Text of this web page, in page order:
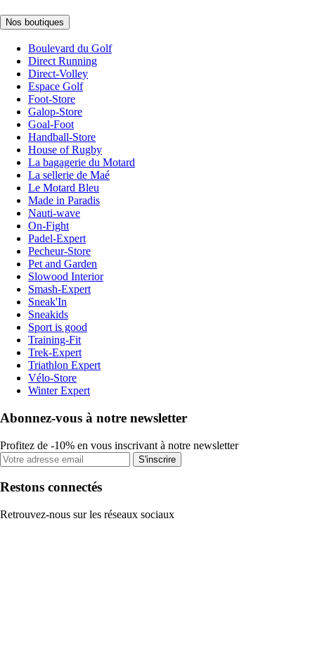
Nos boutiques
Boulevard du Golf
Direct Running
Direct-Volley
Espace Golf
Foot-Store
Galop-Store
Goal-Foot
Handball-Store
House of Rugby
La bagagerie du Motard
La sellerie de Maé
Le Motard Bleu
Made in Paradis
Nauti-wave
On-Fight
Padel-Expert
Pecheur-Store
Pet and Garden
Slowood Interior
Smash-Expert
Sneak'In
Sneakids
Sport is good
Training-Fit
Trek-Expert
Triathlon Expert
Vélo-Store
Winter Expert
Abonnez-vous à notre newsletter
Profitez de -10% en vous inscrivant à notre newsletter
S'inscrire
Restons connectés
Retrouvez-nous sur les réseaux sociaux